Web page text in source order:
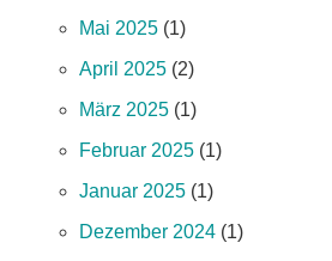
Mai 2025 (1)
April 2025 (2)
März 2025 (1)
Februar 2025 (1)
Januar 2025 (1)
Dezember 2024 (1)